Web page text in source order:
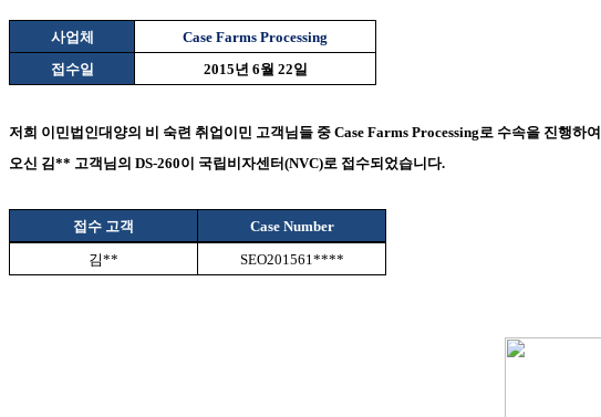
사업체
Case Farms Processing
접수일
2015년 6월 22일
저희 이민법인대양의 비 숙련 취업이민 고객님들 중 Case Farms Processing 로 수속을 진행하여
오신 김** 고객님의 DS-260이 국립비자센터(NVC)로 접수되었습니다.
접수 고객
Case Number
김** SEO201561****